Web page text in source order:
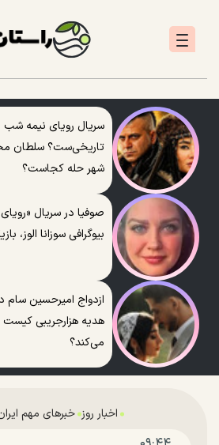
سریال رویای نیمه شب
تاریخی‌ست؟ سلطان
شهر حله کجاست؟
صوفیا در سریال
بیوگرافی سوزانا الوز،
ازدواج امیرحسین سام
هدیه هزارجریبی کیست
می‌کند؟
اخبار روز خبرهای مهم